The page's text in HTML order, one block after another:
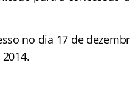
no dia 17 de